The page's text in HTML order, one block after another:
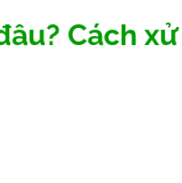
Cách